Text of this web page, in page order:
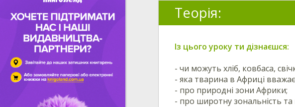
Теорія:
Із цього уроку ти дізнаєшся:
- чи можуть хліб, ковбаса,
- яка тварина в Африці
- про природні зони Африки;
- про широтну зональність та